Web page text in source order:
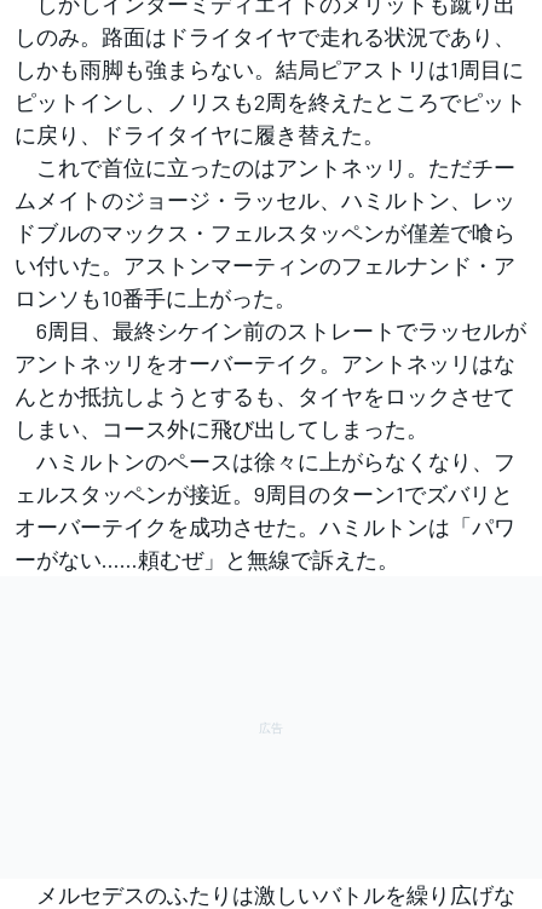
しのみ。路面はドライタイヤで走れる状況であり、
しかも雨脚も強まらない。結局ピアストリは1周目に
ピットインし、ノリスも2周を終えたところでピット
に戻り、ドライタイヤに履き替えた。
これで首位に立ったのはアントネッリ。ただチー
ムメイトのジョージ・ラッセル、ハミルトン、レッ
ドブルのマックス・フェルスタッペンが僅差で喰ら
い付いた。アストンマーティンのフェルナンド・ア
ロンソも10番手に上がった。
6周目、最終シケイン前のストレートでラッセルが
アントネッリをオーバーテイク。アントネッリはな
んとか抵抗しようとするも、タイヤをロックさせて
しまい、コース外に飛び出してしまった。
ハミルトンのペースは徐々に上がらなくなり、フ
ェルスタッペンが接近。9周目のターン1でズバリと
オーバーテイクを成功させた。ハミルトンは「パワ
ーがない……頼むぜ」と無線で訴えた。
メルセデスのふたりは激しいバトルを繰り広げな